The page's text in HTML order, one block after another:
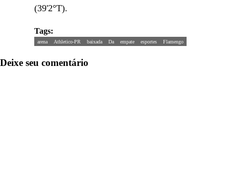
(39'2°T).
Tags:
arena Athletico-PR baixada Da empate esportes Flamengo
Deixe seu comentário